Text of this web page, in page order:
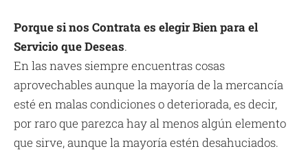
Porque si nos Contrata es elegir Bien para el
Servicio que Deseas.
En las naves siempre encuentras cosas
aprovechables aunque la mayoría de la mercancía
esté en malas condiciones o deteriorada, es decir,
por raro que parezca hay al menos algún elemento
que sirve, aunque la mayoría estén desahuciados.